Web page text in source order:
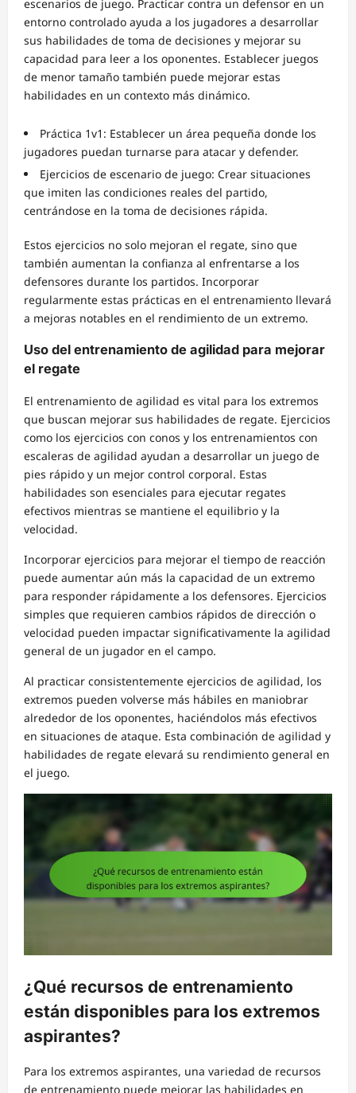
escenarios de juego. Practicar contra un defensor en un
entorno controlado ayuda a los jugadores a desarrollar
sus habilidades de toma de decisiones y mejorar su
capacidad para leer a los oponentes. Establecer juegos
de menor tamaño también puede mejorar estas
habilidades en un contexto más dinámico.
Práctica 1v1: Establecer un área pequeña donde los
jugadores puedan turnarse para atacar y defender.
Ejercicios de escenario de juego: Crear situaciones
que imiten las condiciones reales del partido,
centrándose en la toma de decisiones rápida.
Estos ejercicios no solo mejoran el regate, sino que
también aumentan la confianza al enfrentarse a los
defensores durante los partidos. Incorporar
regularmente estas prácticas en el entrenamiento llevará
a mejoras notables en el rendimiento de un extremo.
Uso del entrenamiento de agilidad para mejorar
el regate
El entrenamiento de agilidad es vital para los extremos
que buscan mejorar sus habilidades de regate. Ejercicios
como los ejercicios con conos y los entrenamientos con
escaleras de agilidad ayudan a desarrollar un juego de
pies rápido y un mejor control corporal. Estas
habilidades son esenciales para ejecutar regates
efectivos mientras se mantiene el equilibrio y la
velocidad.
Incorporar ejercicios para mejorar el tiempo de reacción
puede aumentar aún más la capacidad de un extremo
para responder rápidamente a los defensores. Ejercicios
simples que requieren cambios rápidos de dirección o
velocidad pueden impactar significativamente la agilidad
general de un jugador en el campo.
Al practicar consistentemente ejercicios de agilidad, los
extremos pueden volverse más hábiles en maniobrar
alrededor de los oponentes, haciéndolos más efectivos
en situaciones de ataque. Esta combinación de agilidad y
habilidades de regate elevará su rendimiento general en
el juego.
¿Qué recursos de entrenamiento
están disponibles para los extremos
aspirantes?
Para los extremos aspirantes, una variedad de recursos
de entrenamiento puede mejorar las habilidades en